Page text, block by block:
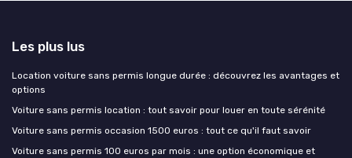
Les plus lus
Location voiture sans permis longue durée : découvrez les avantages et
options
Voiture sans permis location : tout savoir pour louer en toute sérénité
Voiture sans permis occasion 1500 euros : tout ce qu'il faut savoir
Voiture sans permis 100 euros par mois : une option économique et